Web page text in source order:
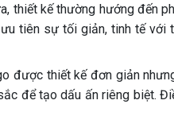
kế thường hướng đến
tiên sự tối giản, tinh tế với
được thiết kế đơn giản
để tạo dấu ấn riêng biệt.